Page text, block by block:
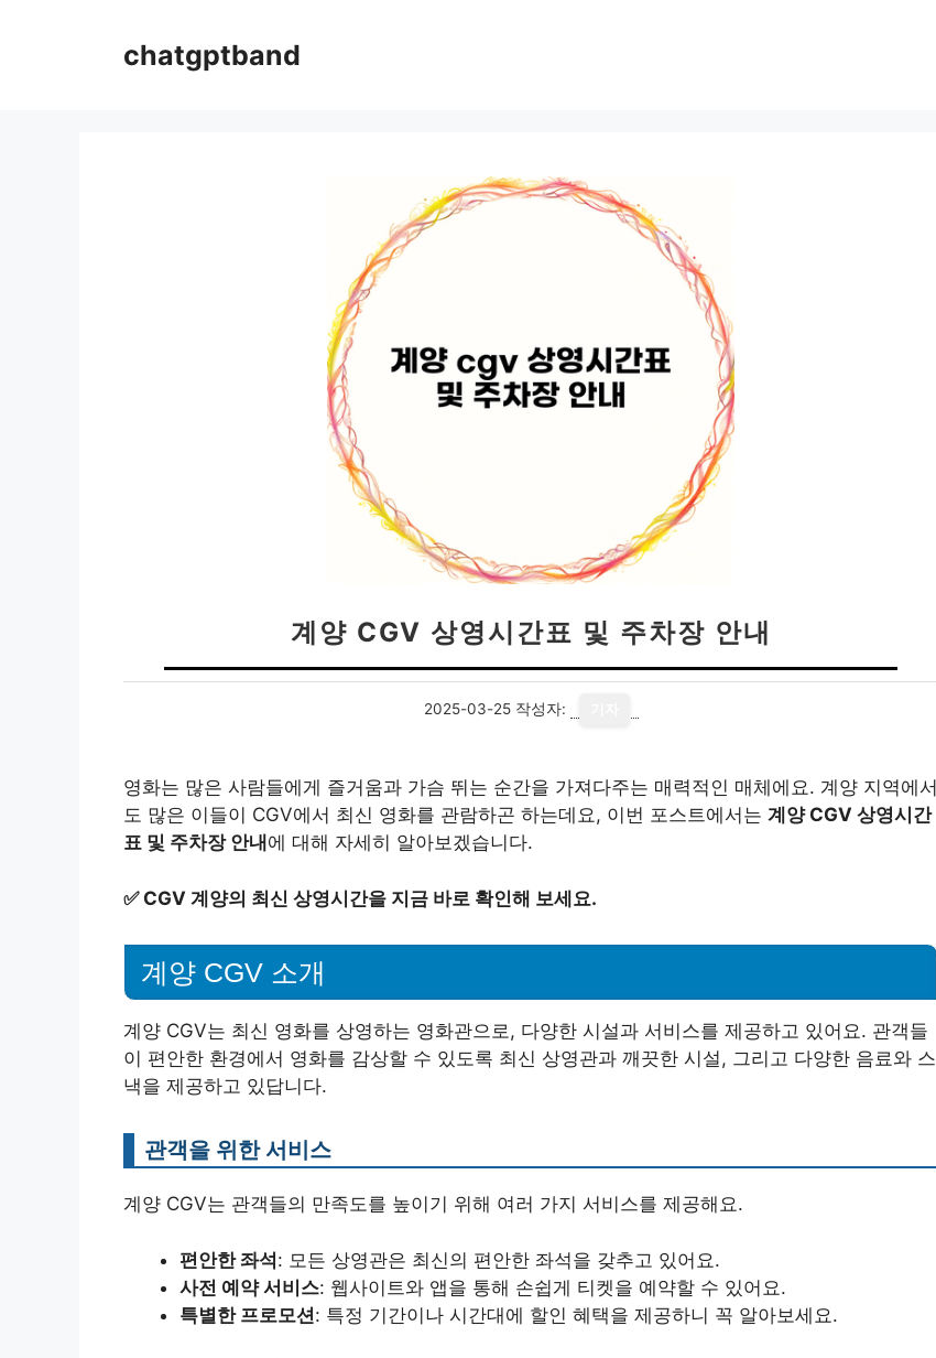
chatgptband
계양 CGV 상영시간표 및 주차장 안내
2025-03-25 작성자:
영화는 많은 사람들에게 즐거움과 가슴 뛰는 순간을 가져다주는 매력적인 매체에요. 계양 지역에서
도 많은 이들이 CGV에서 최신 영화를 관람하곤 하는데요, 이번 포스트에서는 계양 CGV 상영시간
표 및 주차장 안내 에 대해 자세히 알아보겠습니다.
✅ CGV 계양의 최신 상영시간을 지금 바로 확인해 보세요.
계양 CGV 소개
계양 CGV는 최신 영화를 상영하는 영화관으로, 다양한 시설과 서비스를 제공하고 있어요. 관객들
이 편안한 환경에서 영화를 감상할 수 있도록 최신 상영관과 깨끗한 시설, 그리고 다양한 음료와 스
낵을 제공하고 있답니다.
관객을 위한 서비스
계양 CGV는 관객들의 만족도를 높이기 위해 여러 가지 서비스를 제공해요.
편안한 좌석: 모든 상영관은 최신의 편안한 좌석을 갖추고 있어요.
사전 예약 서비스: 웹사이트와 앱을 통해 손쉽게 티켓을 예약할 수 있어요.
특별한 프로모션: 특정 기간이나 시간대에 할인 혜택을 제공하니 꼭 알아보세요.